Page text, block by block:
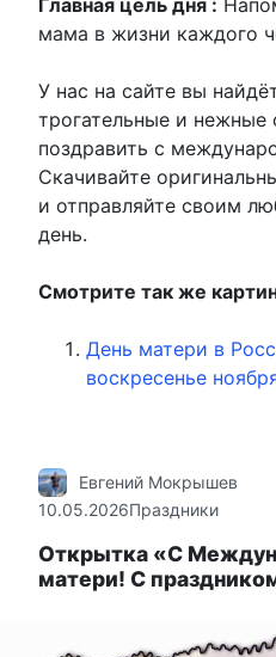
мама в жизни каждого
У нас на сайте вы
трогательные и нежные
поздравить с
Скачивайте
и отправляйте своим
день.
Смотрите так же
День матери в
воскресенье
Евгений Мокрышев
10.05.2026Праздники
Открытка «С
матери! С